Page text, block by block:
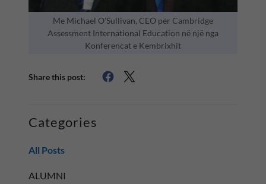
Me Michael O'Sullivan, CEO për Cambridge
Assessment International Education në një nga
Konferencat e Kembrixhit
Share this post:
Categories
All Posts
ALUMNI